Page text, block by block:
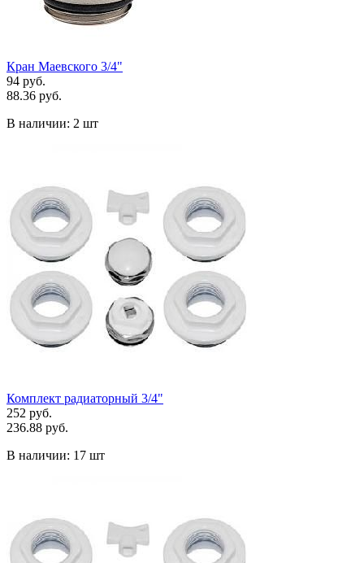
Кран Маевского 3/4"
94 руб.
88.36 руб.
В наличии: 2 шт
Комплект радиаторный 3/4"
252 руб.
236.88 руб.
В наличии: 17 шт